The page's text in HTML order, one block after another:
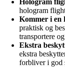
hologram
Kommer i en
praktisk og
transportere
Ekstra
ekstra
forbliver i god